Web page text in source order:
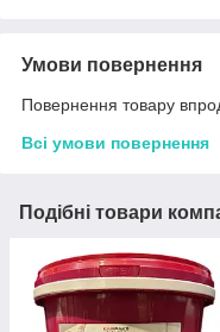
Умови повернення
Повернення товару
Всі умови повернення
Подібні товари